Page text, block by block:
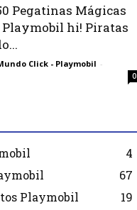
Pegatinas Mágicas
Playmobil hi! Piratas
Click - Playmobil -
0
4
67
Playmobil
19